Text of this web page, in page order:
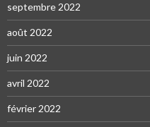
septembre 2022
août 2022
juin 2022
avril 2022
février 2022